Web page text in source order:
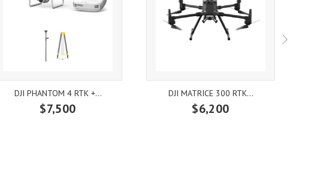
DJI PHANTOM 4 RTK +...
$7,500
DJI MATRICE 300 RTK...
$6,200